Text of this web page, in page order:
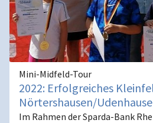
Mini-Midfeld-Tour
2022: Erfolgreiches
Nörtershausen/
Im Rahmen der Sparda-Bank